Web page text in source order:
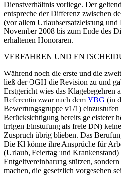
Dienstverhältnis vorliege. Der
entspreche der Differenz zwischen
(vor allem Urlaubsersatzleistung und
November 2008 bis zum Ende des
erhaltenen Honoraren.
VERFAHREN UND
Während noch die erste und die
ließ der OGH die Revision zu und
Erstgericht wies das Klagebegehren
Referentin zwar nach dem VBG (in
Bewertungsgruppe v1/1) einzustufen
Berücksichtigung bereits geleisteter
irrigen Einstufung als freie DN)
Zuspruch übrig blieben. Das
Die Kl könne ihre Ansprüche für
(Urlaub, Feiertag und Krankenstand)
Entgeltvereinbarung stützen,
machen, die gesetzlich vorgesehen